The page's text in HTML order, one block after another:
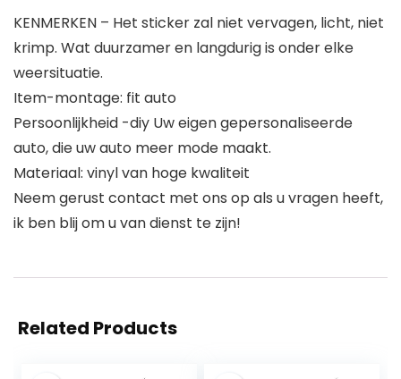
KENMERKEN – Het sticker zal niet vervagen, licht, niet
krimp. Wat duurzamer en langdurig is onder elke
weersituatie.
Item-montage: fit auto
Persoonlijkheid -diy Uw eigen gepersonaliseerde
auto, die uw auto meer mode maakt.
Materiaal: vinyl van hoge kwaliteit
Neem gerust contact met ons op als u vragen heeft,
ik ben blij om u van dienst te zijn!
Related Products